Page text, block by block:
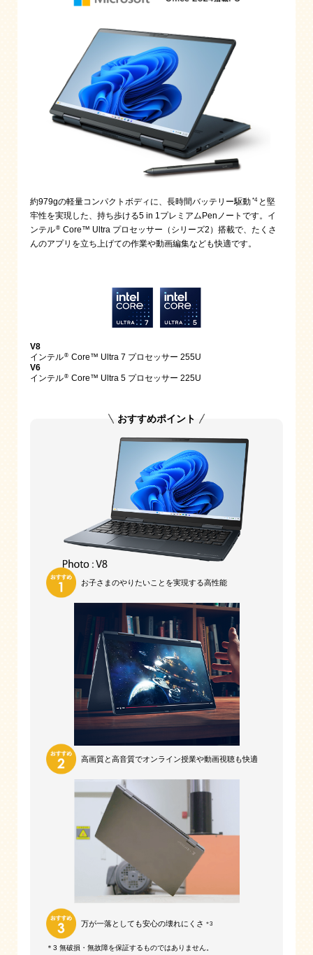
約979gの軽量コンパクトボディに、長時間バッテリー駆動 *4 と堅
牢性を実現した、持ち歩ける5 in 1プレミアムPenノートです。イ
ンテル® Core™ Ultra プロセッサー（シリーズ2）搭載で、たくさ
んのアプリを立ち上げての作業や動画編集なども快適です。
V8
インテル® Core™ Ultra 7 プロセッサー 255U
V6
インテル® Core™ Ultra 5 プロセッサー 225U
おすすめポイント
お子さまのやりたいことを実現する高性能
高画質と高音質でオンライン授業や動画視聴も快適
万が一落としても安心の壊れにくさ ＊3
＊3 無破損・無故障を保証するものではありません。